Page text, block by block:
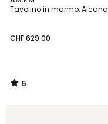
Tavolino in marmo, Alcana
CHF 629.00
/
5
/